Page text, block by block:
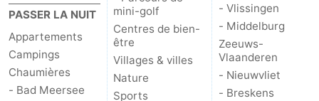
PASSER LA NUIT
Appartements
Campings
Chaumières
- Bad Meersee
mini-golf
Centres de bien-
être
Villages & villes
Nature
Sports
- Vlissingen
- Middelburg
Zeeuws-
Vlaanderen
- Nieuwvliet
- Breskens